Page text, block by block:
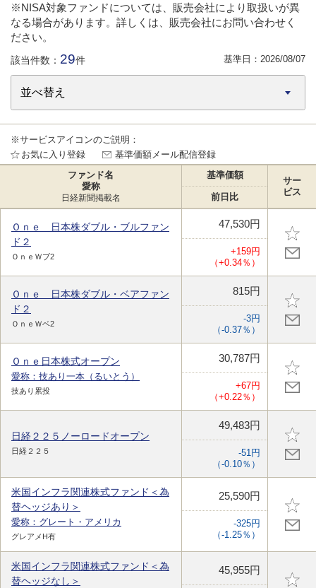
※NISA対象ファンドについては、販売会社により取扱いが異
なる場合があります。詳しくは、販売会社にお問い合わせく
ださい。
該当件数： 29件 基準日： 2026/08/07
※サービスアイコンのご説明：
お気に入り登録
基準価額メール配信登録
ファンド名
愛称
日経新聞掲載名
基準価額
サー
ビス
前日比
Ｏｎｅ 日本株ダブル・ブルファン
ド２
ＯｎｅＷブ2
47,530円
+159円
（+0.34％）
Ｏｎｅ 日本株ダブル・ベアファン
ド２
ＯｎｅＷベ2
815円
-3円
（-0.37％）
Ｏｎｅ日本株式オープン
愛称：技あり一本（るいとう）
技あり累投
30,787円
+67円
（+0.22％）
日経２２５ノーロードオープン
日経２２５
49,483円
-51円
（-0.10％）
米国インフラ関連株式ファンド＜為
替ヘッジあり＞
愛称：グレート・アメリカ
グレアメH有
25,590円
-325円
（-1.25％）
米国インフラ関連株式ファンド＜為
替ヘッジなし＞
45,955円